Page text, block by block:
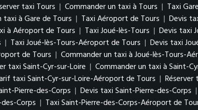
taxi Tours | Commander un taxi à Tours | Taxi
taxi à Gare de Tours | Taxi Aéroport de Tours | Devis
à Aéroport de Tours | Taxi Joué-lès-Tours | Devis taxi
| Taxi Joué-lès-Tours-Aéroport de Tours | Devis taxi
de Tours | Commander un taxi à Joué-lès-Tours-
taxi Saint-Cyr-sur-Loire | Commander un taxi à Saint-
taxi Saint-Cyr-sur-Loire-Aéroport de Tours |
Pierre-des-Corps | Devis taxi Saint-Pierre-des-Corps |
Corps | Taxi Saint-Pierre-des-Corps-Aéroport de